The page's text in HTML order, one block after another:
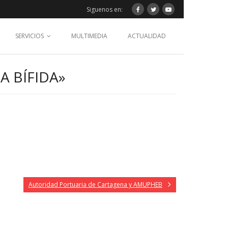
Siguenos en:
SERVICIOS MULTIMEDIA ACTUALIDAD
BÍFIDA»
Autoridad Portuaria de Cartagena y AMUPHEB